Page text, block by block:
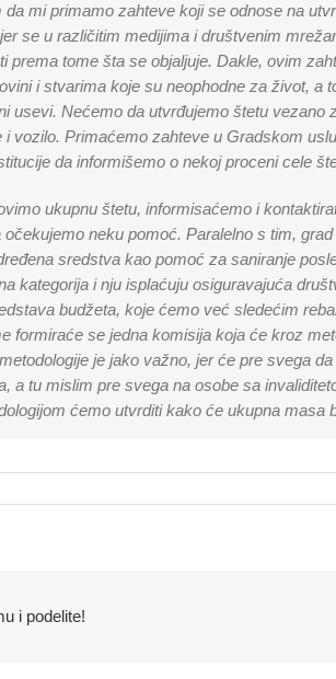
da mi primamo zahteve koji se odnose na
se u različitim medijima i društvenim
prema tome šta se objaljuje. Dakle, ovim
i stvarima koje su neophodne za život, a
usevi. Nećemo da utvrđujemo štetu
i vozilo. Primaćemo zahteve u Gradskom
da informišemo o nekoj proceni cele
ukupnu štetu, informisaćemo i
neku pomoć. Paralelno s tim,
sredstva kao pomoć za saniranje
kategorija i nju isplaćuju osiguravajuća
budžeta, koje ćemo već sledećim
formiraće se jedna komisija koja će kroz
je jako važno, jer će pre svega
a tu mislim pre svega na osobe sa
ćemo utvrditi kako će ukupna masa
i podelite!